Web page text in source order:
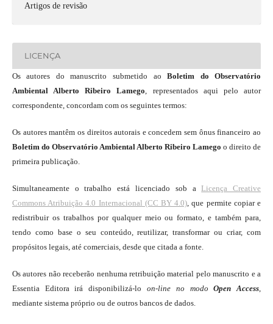
Artigos de revisão
LICENÇA
Os autores do manuscrito submetido aoBoletim do Observatório
Ambiental Alberto Ribeiro Lamego , representados aqui pelo autor
correspondente, concordam com os seguintes termos:
Os autores mantêm os direitos autorais e concedem sem ônus financeiro ao
Boletim do Observatório Ambiental Alberto Ribeiro Lamegoo direito de
primeira publicação.
Simultaneamente o trabalho está licenciado sob a Licença Creative
Commons Atribuição 4.0 Internacional (CC BY 4.0) , que permite copiar e
redistribuir os trabalhos por qualquer meio ou formato, e também para,
tendo como base o seu conteúdo, reutilizar, transformar ou criar, com
propósitos legais, até comerciais, desde que citada a fonte.
Os autores não receberão nenhuma retribuição material pelo manuscrito e a
Essentia Editora irá disponibilizá-lo on-line no modo Open Access
mediante sistema próprio ou de outros bancos de dados.